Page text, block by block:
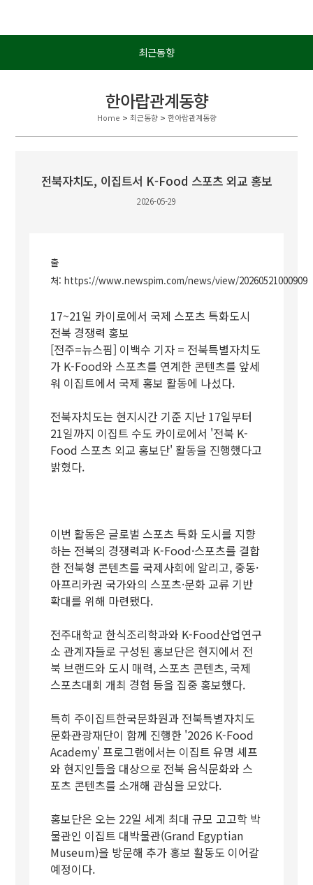
최근동향
한아랍관계동향
Home > 최근동향> 한아랍관계동향
전북자치도, 이집트서 K-Food 스포츠 외교 홍보
2026-05-29
출
처:https://www.newspim.com/news/view/20260521000909
17~21일 카이로에서 국제 스포츠 특화도시
전북 경쟁력 홍보
[전주=뉴스핌] 이백수 기자 = 전북특별자치도
가 K-Food와 스포츠를 연계한 콘텐츠를 앞세
워 이집트에서 국제 홍보 활동에 나섰다.
전북자치도는 현지시간 기준 지난 17일부터
21일까지 이집트 수도 카이로에서 '전북 K-
Food 스포츠 외교 홍보단' 활동을 진행했다고
밝혔다.
이번 활동은 글로벌 스포츠 특화 도시를 지향
하는 전북의 경쟁력과 K-Food·스포츠를 결합
한 전북형 콘텐츠를 국제사회에 알리고, 중동·
아프리카권 국가와의 스포츠·문화 교류 기반
확대를 위해 마련됐다.
전주대학교 한식조리학과와 K-Food산업연구
소 관계자들로 구성된 홍보단은 현지에서 전
북 브랜드와 도시 매력, 스포츠 콘텐츠, 국제
스포츠대회 개최 경험 등을 집중 홍보했다.
특히 주이집트한국문화원과 전북특별자치도
문화관광재단이 함께 진행한 '2026 K-Food
Academy' 프로그램에서는 이집트 유명 셰프
와 현지인들을 대상으로 전북 음식문화와 스
포츠 콘텐츠를 소개해 관심을 모았다.
홍보단은 오는 22일 세계 최대 규모 고고학 박
물관인 이집트 대박물관(Grand Egyptian
Museum)을 방문해 추가 홍보 활동도 이어갈
예정이다.